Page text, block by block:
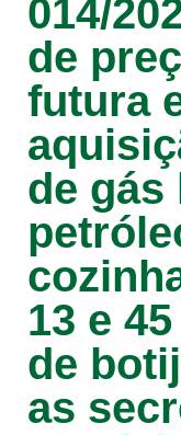
014/
de
futura
de gás
13 e
de
as